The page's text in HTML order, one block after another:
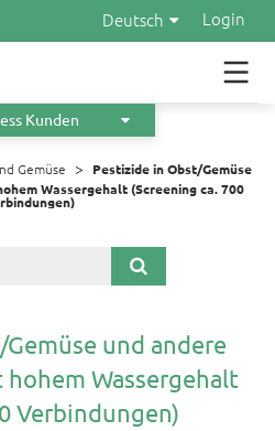
Login
Deutsch
Kunden
Gemüse >
Pestizide in Obst/Gemüse
Wassergehalt (Screening ca. 700
und andere
Wassergehalt
Verbindungen)